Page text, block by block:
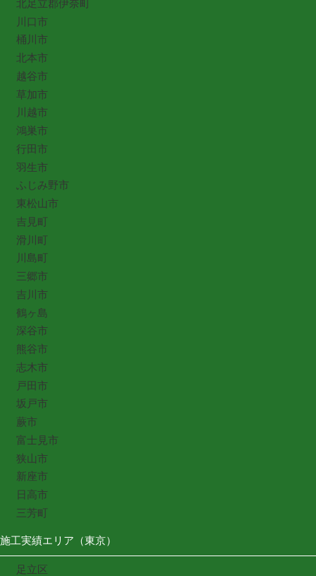
北足立郡伊奈町
川口市
桶川市
北本市
越谷市
草加市
川越市
鴻巣市
行田市
羽生市
ふじみ野市
東松山市
吉見町
滑川町
川島町
三郷市
吉川市
鶴ヶ島
深谷市
熊谷市
志木市
戸田市
坂戸市
蕨市
富士見市
狭山市
新座市
日高市
三芳町
施工実績エリア（東京）
足立区